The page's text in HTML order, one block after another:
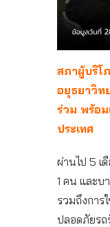
สภาผู้บริโ
อยุธยาวิท
ร่วม พร้อ
ประเทศ
ผ่านไป 5 เ
1 คน และบ
รวมถึงกา
ปลอดภัยรถ